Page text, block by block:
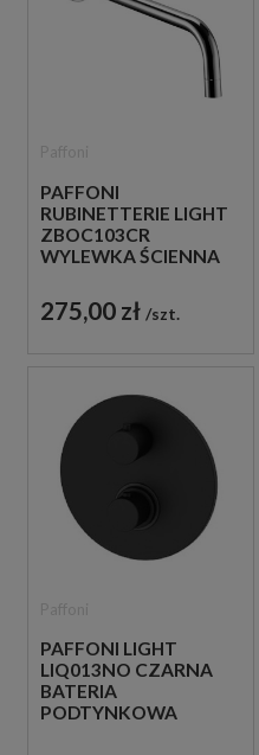
PAFFONI
RUBINETTERIE LIGHT
ZBOC103CR
WYLEWKA ŚCIENNA
275,00 zł szt.
PAFFONI LIGHT
LIQ013NO CZARNA
BATERIA
PODTYNKOWA